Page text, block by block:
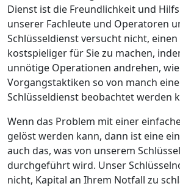
Dienst ist die Freundlichkeit und
unserer Fachleute und Operatoren
Schlüsseldienst versucht nicht,
kostspieliger für Sie zu machen,
unnötige Operationen andrehen,
Vorgangstaktiken so von manch
Schlüsseldienst beobachtet werden
Wenn das Problem mit einer
gelöst werden kann, dann ist eine
auch das, was von unserem
durchgeführt wird. Unser
nicht, Kapital an Ihrem Notfall zu